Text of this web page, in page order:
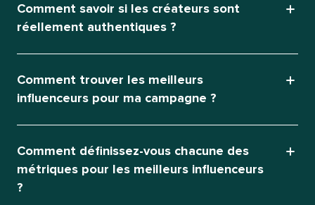
Comment savoir si les créateurs sont
réellement authentiques ?​​
Comment trouver les meilleurs
influenceurs pour ma campagne ?​​
Comment définissez-vous chacune des
métriques pour les meilleurs influenceurs
?​​